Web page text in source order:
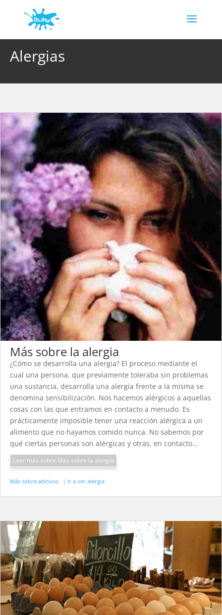
Alergias
Más sobre la alergia
¿Cómo se desarrolla una alergia? El proceso mediante el
cual una persona, que previamente toleraba sin problemas
una sustancia, desarrolla una alergia frente a la misma se
denomina sensibilización. Nos hacemos alérgicos a aquellas
cosas con las que entramos en contacto a menudo. Es
prácticamente imposible tener una reacción alérgica a un
alimento que no hayamos comido nunca. No sabemos por
qué ciertas personas son alérgicas y otras, en contacto...
Leer más sobre Más sobre la alergia
Más sobre aditivos | Ir a ver alergia